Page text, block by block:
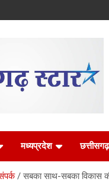
मध्यप्रदेश छत्तीसगढ़
सबका साथ-सबका विकास